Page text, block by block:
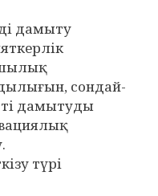
дамыту
сондай-
дамытуды
түрі